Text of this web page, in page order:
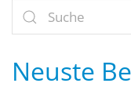
Neuste